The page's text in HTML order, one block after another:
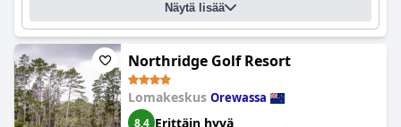
Näytä lisää
Northridge Golf Resort
Lomakeskus Orewassa
8,4 Erittäin hyvä